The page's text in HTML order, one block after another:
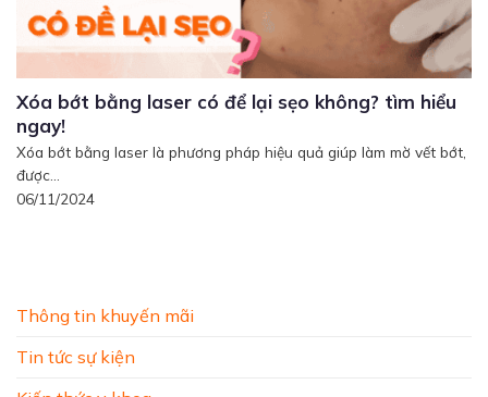
Thông tin khuyến mãi
Tin tức sự kiện
Xóa bớt bằng laser có để lại sẹo không? tìm hiểu
ngay!
Xóa bớt bằng laser là phương pháp hiệu quả giúp làm mờ vết bớt,
được...
06/11/2024